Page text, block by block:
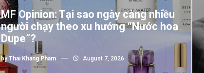
MF Opinion: Tại sao ngày càng nhiều
người chạy theo xu hướng “Nước hoa
Dupe”?
by Thai Khang Pham August 7, 2026